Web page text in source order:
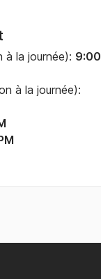
la journée): 9:00
à la journée):